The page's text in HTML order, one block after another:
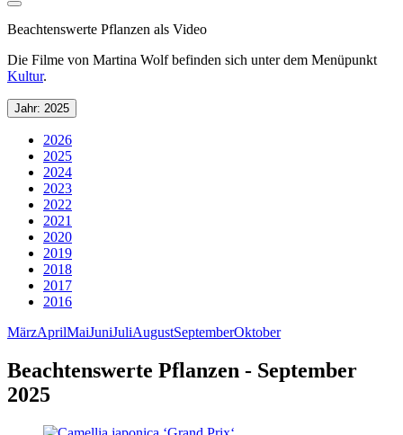
Beachtenswerte Pflanzen als Video
Die Filme von Martina Wolf befinden sich unter dem Menüpunkt
Kultur.
Jahr: 2025
2026
2025
2024
2023
2022
2021
2020
2019
2018
2017
2016
MärzAprilMaiJuniJuliAugustSeptemberOktober
Beachtenswerte Pflanzen - September
2025